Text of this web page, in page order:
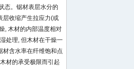
态。锯材表层水分的
层收缩产生拉应力(或
, 木材的内部温度相对
处理, 但木材在干燥一
材含水率在纤维饱和点
材的承受极限而引起